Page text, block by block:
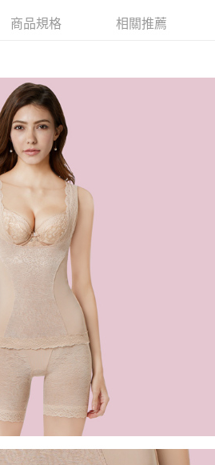
司提供之「AFTEE先享後付」服務完成之交
供個人資料，並將交易相關給付款項請求債
法定代理人或監護人之同意方可使用
意申辦者引起之損失，本公司不負相關責
，將依據個別帳號之用戶狀況，依本公司即
仍有額度不足之情形，本公司將視審查結果
用他人資訊註冊。若發現惡意使用之情形，
止該用戶之使用額度並採取法律行動。
以上)免運費
以上)免運費
含以上)免運費
動於2天內與線上客服核對收
自動取消)
商品規格 相關推薦